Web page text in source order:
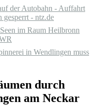
der Autobahn - Auffahrt
gesperrt - ntz.de
im Raum Heilbronn
in Wendlingen muss
durch
am Neckar